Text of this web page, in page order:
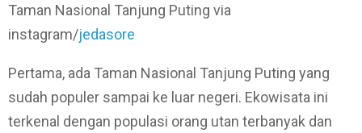
Taman Nasional Tanjung Puting via
instagram/jedasore
Pertama, ada Taman Nasional Tanjung Puting yang
sudah populer sampai ke luar negeri. Ekowisata ini
terkenal dengan populasi orang utan terbanyak dan